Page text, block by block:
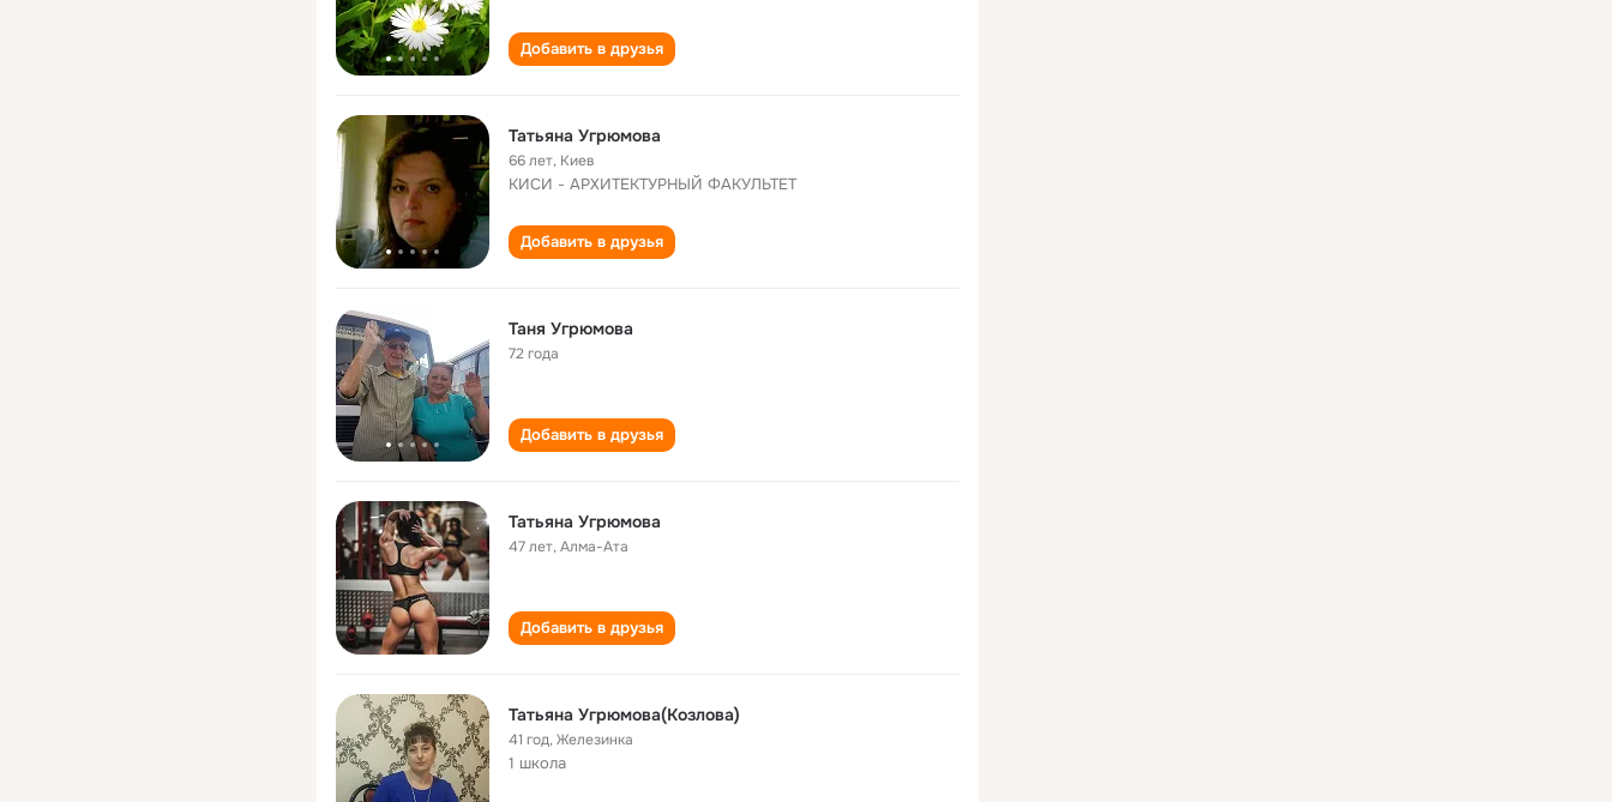
Добавить в друзья
Татьяна Угрюмова
66 лет, Киев
КИСИ - АРХИТЕКТУРНЫЙ ФАКУЛЬТЕТ
Добавить в друзья
Таня Угрюмова
72 года
Добавить в друзья
Татьяна Угрюмова
47 лет,Алма-Ата
Добавить в друзья
Татьяна Угрюмова(Козлова)
41 год,Железинка
1 школа